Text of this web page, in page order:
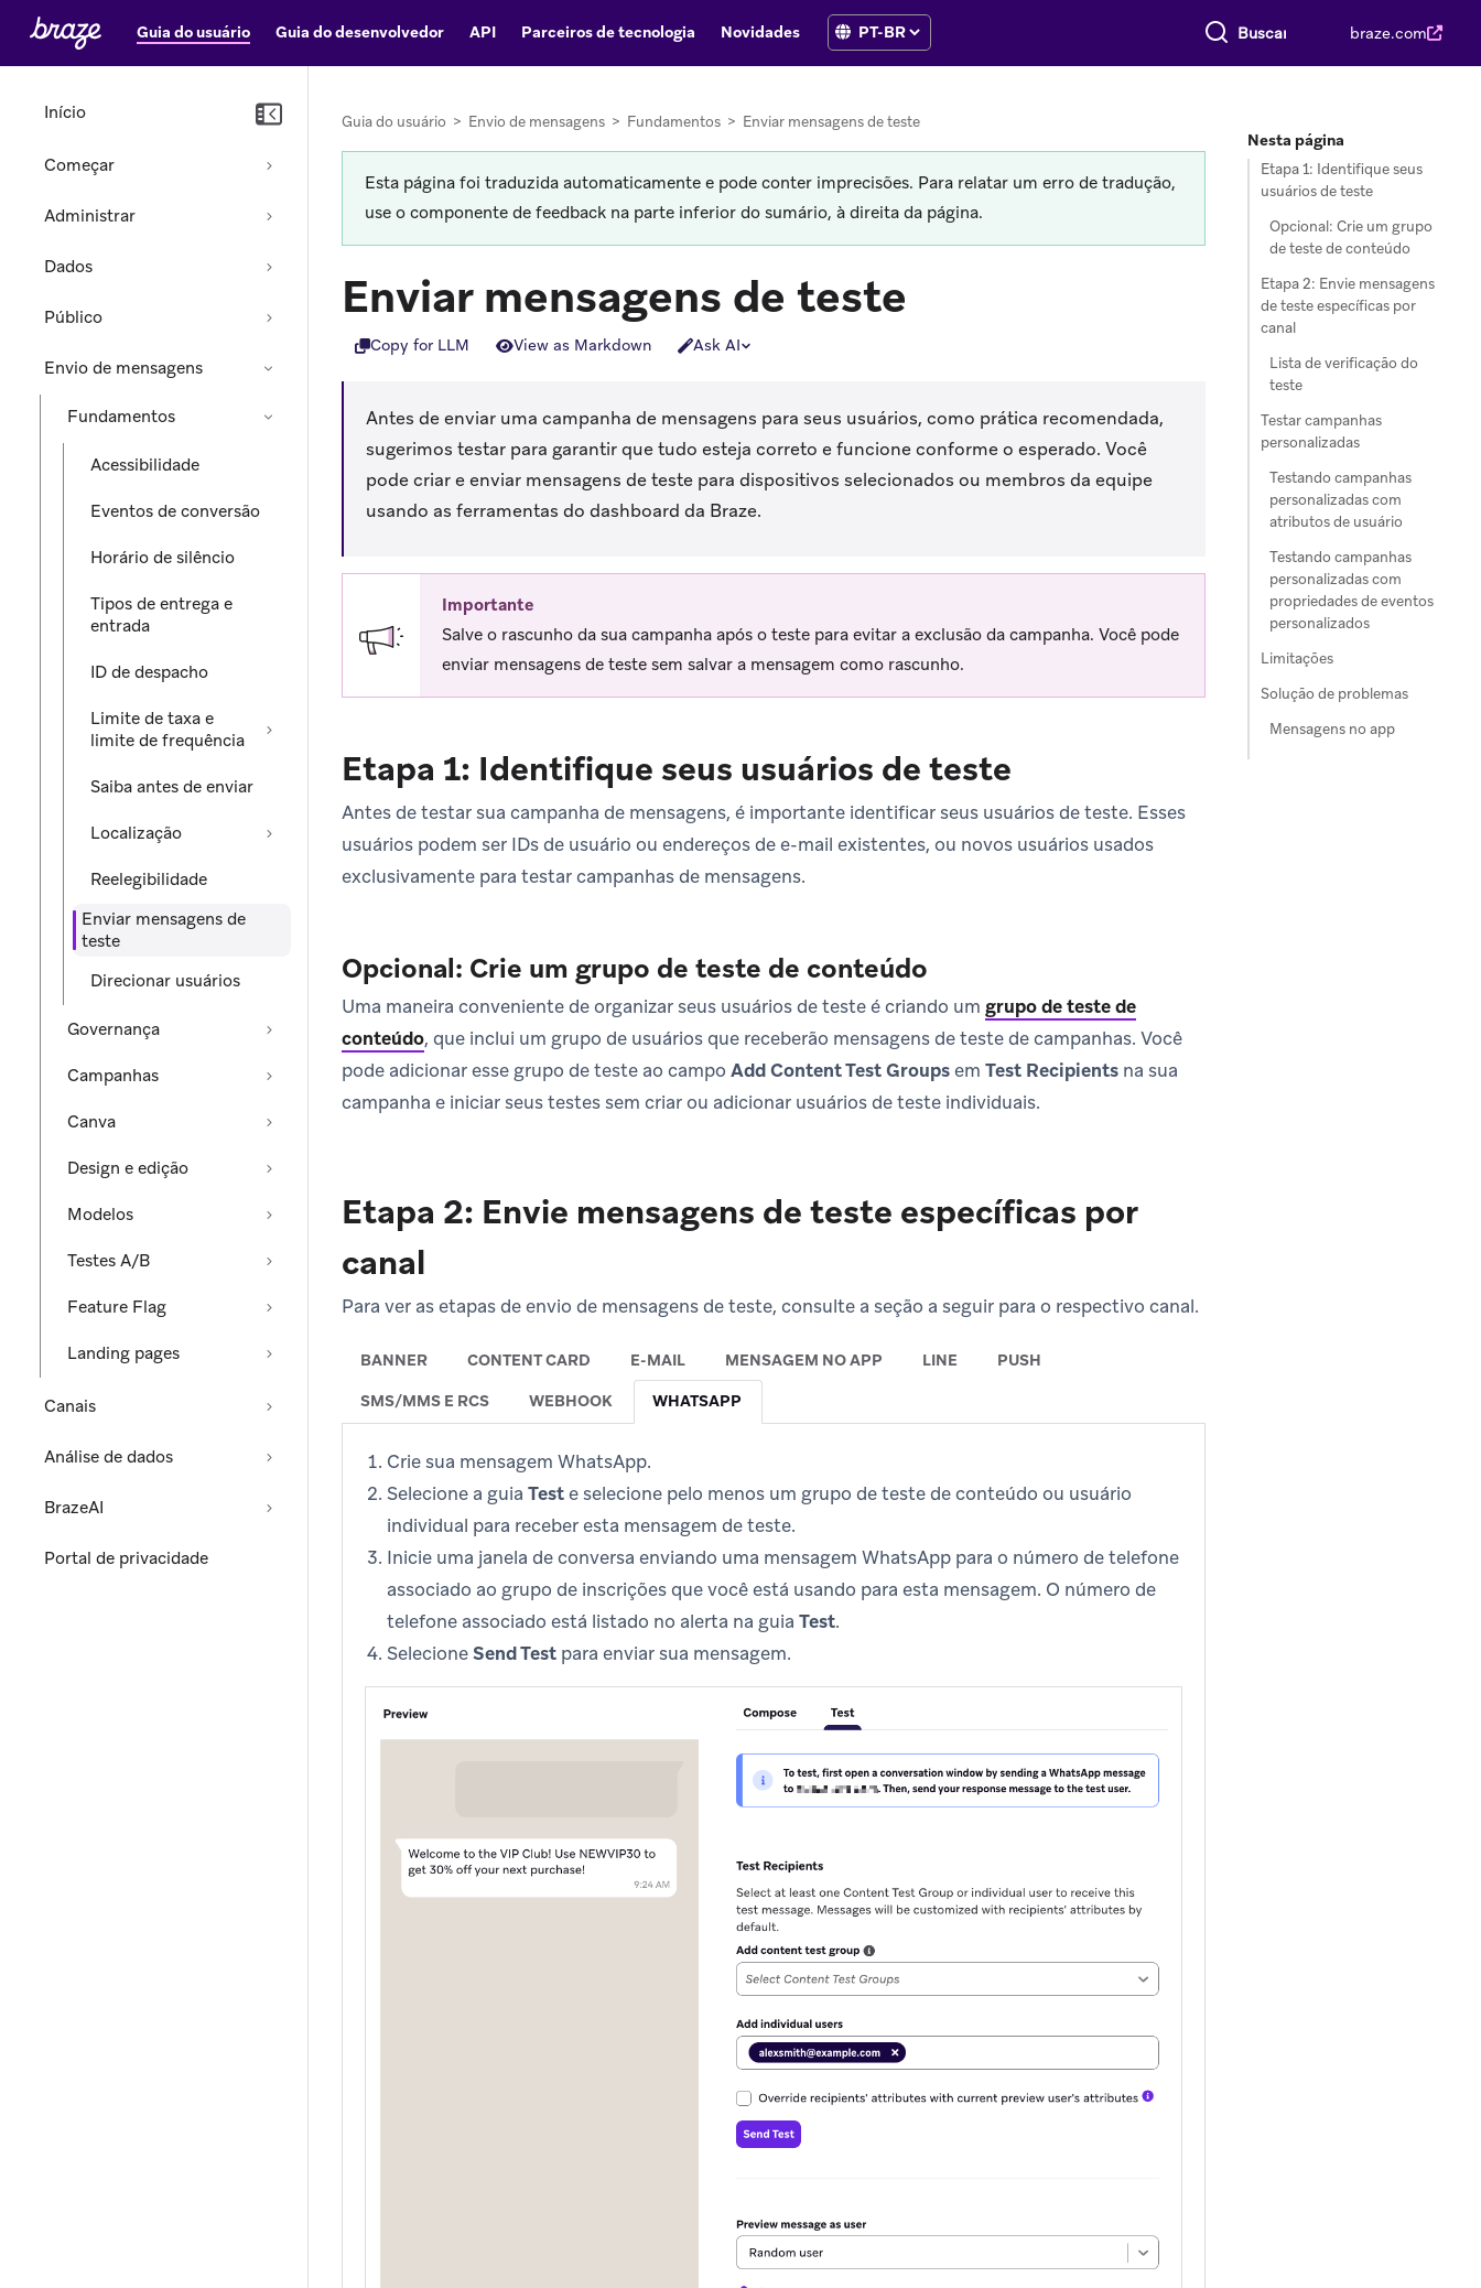
Guia do usuário Guia do desenvolvedor API Parceiros de tecnologia Novidades Buscar tudo braze.com
Início
Começar
Administrar
Dados
Público
Envio de mensagens
Fundamentos
Acessibilidade
Eventos de conversão
Horário de silêncio
Tipos de entrega e
entrada
ID de despacho
Limite de taxa e
limite de frequência
Saiba antes de enviar
Localização
Reelegibilidade
Enviar mensagens de
teste
Direcionar usuários
Governança
Campanhas
Canva
Design e edição
Modelos
Testes A/B
Feature Flag
Landing pages
Canais
Análise de dados
BrazeAI
Portal de privacidade
Guia do usuário > Envio de mensagens > Fundamentos > Enviar mensagens de teste
Esta página foi traduzida automaticamente e pode conter imprecisões. Para relatar um erro de tradução,
use o componente de feedback na parte inferior do sumário, à direita da página.
Enviar mensagens de teste
Copy for LLM View as Markdown Ask AI
Antes de enviar uma campanha de mensagens para seus usuários, como prática recomendada,
sugerimos testar para garantir que tudo esteja correto e funcione conforme o esperado. Você
pode criar e enviar mensagens de teste para dispositivos selecionados ou membros da equipe
usando as ferramentas do dashboard da Braze.
Importante
Salve o rascunho da sua campanha após o teste para evitar a exclusão da campanha. Você pode
enviar mensagens de teste sem salvar a mensagem como rascunho.
Etapa 1: Identifique seus usuários de teste
Antes de testar sua campanha de mensagens, é importante identificar seus usuários de teste. Esses
usuários podem ser IDs de usuário ou endereços de e-mail existentes, ou novos usuários usados
exclusivamente para testar campanhas de mensagens.
Opcional: Crie um grupo de teste de conteúdo
Uma maneira conveniente de organizar seus usuários de teste é criando um grupo de teste de
conteúdo, que inclui um grupo de usuários que receberão mensagens de teste de campanhas. Você
pode adicionar esse grupo de teste ao campo Add Content Test Groupsem Test Recipients na sua
campanha e iniciar seus testes sem criar ou adicionar usuários de teste individuais.
Etapa 2: Envie mensagens de teste específicas por
canal
Para ver as etapas de envio de mensagens de teste, consulte a seção a seguir para o respectivo canal.
BANNER CONTENT CARD E-MAIL MENSAGEM NO APP LINE PUSH
SMS/MMS E RCS WEBHOOK WHATSAPP
Crie sua mensagem WhatsApp.
Selecione a guia Teste selecione pelo menos um grupo de teste de conteúdo ou usuário
individual para receber esta mensagem de teste.
Inicie uma janela de conversa enviando uma mensagem WhatsApp para o número de telefone
associado ao grupo de inscrições que você está usando para esta mensagem. O número de
telefone associado está listado no alerta na guia Test.
SelecioneSend Test para enviar sua mensagem.
Nesta página
Etapa 1: Identifique seus
usuários de teste
Opcional: Crie um grupo
de teste de conteúdo
Etapa 2: Envie mensagens
de teste específicas por
canal
Lista de verificação do
teste
Testar campanhas
personalizadas
Testando campanhas
personalizadas com
atributos de usuário
Testando campanhas
personalizadas com
propriedades de eventos
personalizados
Limitações
Solução de problemas
Mensagens no app